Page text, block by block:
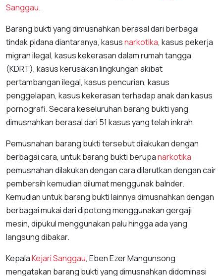
Sanggau.
Barang bukti yang dimusnahkan berasal dari berbagai
tindak pidana diantaranya, kasusnarkotika, kasus pekerja
migran ilegal, kasus kekerasan dalam rumah tangga
(KDRT), kasus kerusakan lingkungan akibat
pertambangan ilegal, kasus pencurian, kasus
penggelapan, kasus kekerasan terhadap anak dan kasus
pornografi. Secara keseluruhan barang bukti yang
dimusnahkan berasal dari 51 kasus yang telah inkrah.
Pemusnahan barang bukti tersebut dilakukan dengan
berbagai cara, untuk barang bukti berupanarkotika
pemusnahan dilakukan dengan cara dilarutkan dengan cair
pembersih kemudian dilumat menggunak balnder.
Kemudian untuk barang bukti lainnya dimusnahkan dengan
berbagai mukai dari dipotong menggunakan gergaji
mesin, dipukul menggunakan palu hingga ada yang
langsung dibakar.
KepalaKejari Sanggau, Eben Ezer Mangunsong
mengatakan barang bukti yang dimusnahkan didominasi